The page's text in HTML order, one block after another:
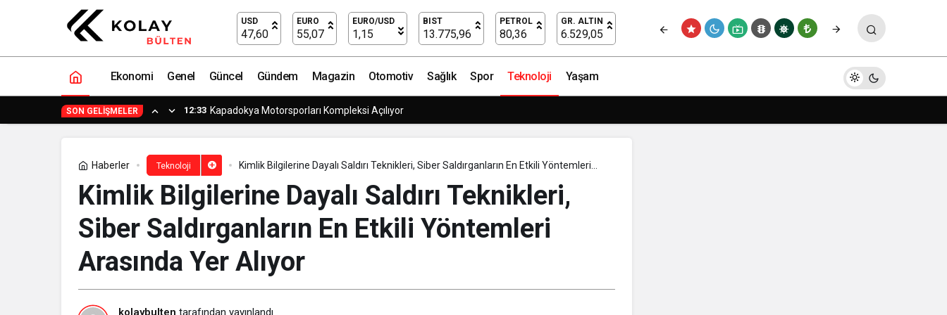
USD
47,60
EURO
55,07
EURO/USD
1,15
BIST
13.775,96
PETROL
80,36
GR. ALTIN
6.529,05
Ekonomi Genel Güncel Gündem Magazin Otomotiv Sağlık Spor Teknoloji Yaşam
SON GELIŞMELER 12:23 Küresel Futbol Ekonomisinde Büyük Dönüşüm!
Haberler Teknoloji
Kimlik Bilgilerine Dayalı Saldırı Teknikleri, Siber Saldırganların En Etkili Yöntemleri
Kimlik Bilgilerine Dayalı Saldırı Teknikleri,
Siber Saldırganların En Etkili Yöntemleri
Arasında Yer Alıyor
kolaybulten tarafından yayınlandı
Yapay zekâ doktorunuz değil, danışırken dikkat edin Yorum Yap Paylaş